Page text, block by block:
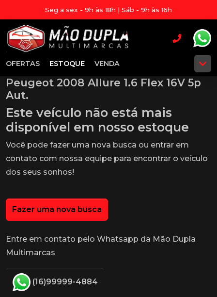
Seg a sex - 9h às 18h | Sáb - 9h às 16h
OFERTAS ESTOQUE VENDA
Peugeot 2008 Allure 1.6 Flex 16V 5p
Aut.
Este veículo não está mais
disponível em nosso estoque
Você pode fazer uma nova busca ou entrar em
contato com nossa equipe para encontrar o veículo
dos seus sonhos!
Fazer uma nova busca
Entre em contato pelo Whatsapp da Mão Dupla
Multimarcas
(16)99999-4884